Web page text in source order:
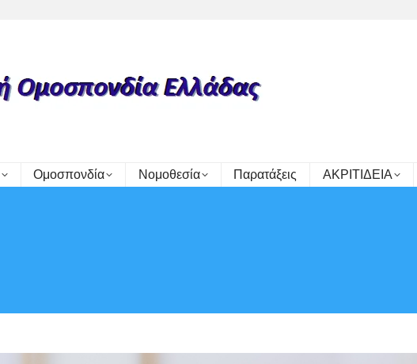
Ομοσπονδία Νομοθεσία Παρατάξεις ΑΚΡΙΤΙΔΕΙΑ